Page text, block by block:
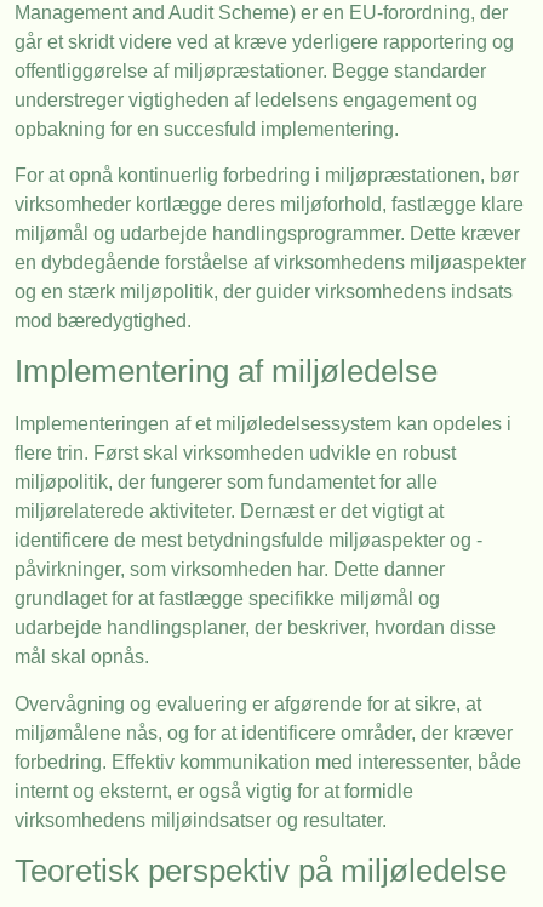
Management and Audit Scheme) er en EU-forordning, der
går et skridt videre ved at kræve yderligere rapportering og
offentliggørelse af miljøpræstationer. Begge standarder
understreger vigtigheden af ledelsens engagement og
opbakning for en succesfuld implementering.
For at opnå kontinuerlig forbedring i miljøpræstationen, bør
virksomheder kortlægge deres miljøforhold, fastlægge klare
miljømål og udarbejde handlingsprogrammer. Dette kræver
en dybdegående forståelse af virksomhedens miljøaspekter
og en stærk miljøpolitik, der guider virksomhedens indsats
mod bæredygtighed.
Implementering af miljøledelse
Implementeringen af et miljøledelsessystem kan opdeles i
flere trin. Først skal virksomheden udvikle en robust
miljøpolitik, der fungerer som fundamentet for alle
miljørelaterede aktiviteter. Dernæst er det vigtigt at
identificere de mest betydningsfulde miljøaspekter og -
påvirkninger, som virksomheden har. Dette danner
grundlaget for at fastlægge specifikke miljømål og
udarbejde handlingsplaner, der beskriver, hvordan disse
mål skal opnås.
Overvågning og evaluering er afgørende for at sikre, at
miljømålene nås, og for at identificere områder, der kræver
forbedring. Effektiv kommunikation med interessenter, både
internt og eksternt, er også vigtig for at formidle
virksomhedens miljøindsatser og resultater.
Teoretisk perspektiv på miljøledelse